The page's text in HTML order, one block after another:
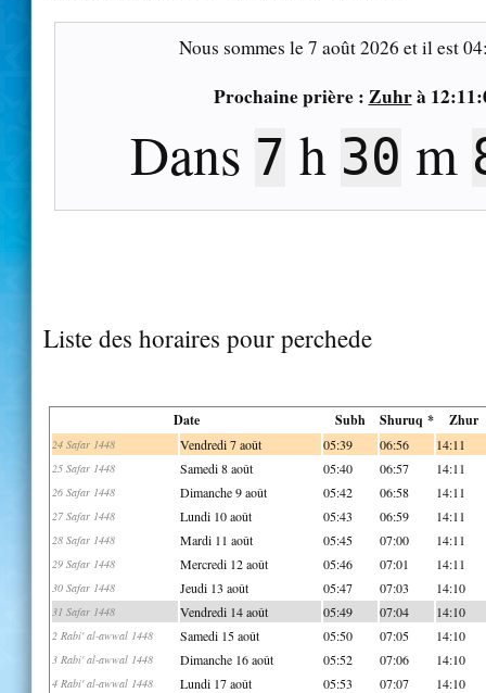
Nous sommes le7 août 2026 et il est
Prochaine prière : Zuhrà
Dans 7 h 30 m
Liste des horaires pour perchede
Date Subh Shuruq * Zhur
24 Safar 1448 Vendredi 7 août 05:39 06:56 14:11
25 Safar 1448 Samedi 8 août 05:40 06:57 14:11
26 Safar 1448 Dimanche 9 août 05:42 06:58 14:11
27 Safar 1448 Lundi 10 août 05:43 06:59 14:11
28 Safar 1448 Mardi 11 août 05:45 07:00 14:11
29 Safar 1448 Mercredi 12 août 05:46 07:01 14:11
30 Safar 1448 Jeudi 13 août 05:47 07:03 14:10
31 Safar 1448 Vendredi 14 août 05:49 07:04 14:10
2 Rabi' al-awwal 1448 Samedi 15 août 05:50 07:05 14:10
3 Rabi' al-awwal 1448 Dimanche 16 août 05:52 07:06 14:10
4 Rabi' al-awwal 1448 Lundi 17 août 05:53 07:07 14:10